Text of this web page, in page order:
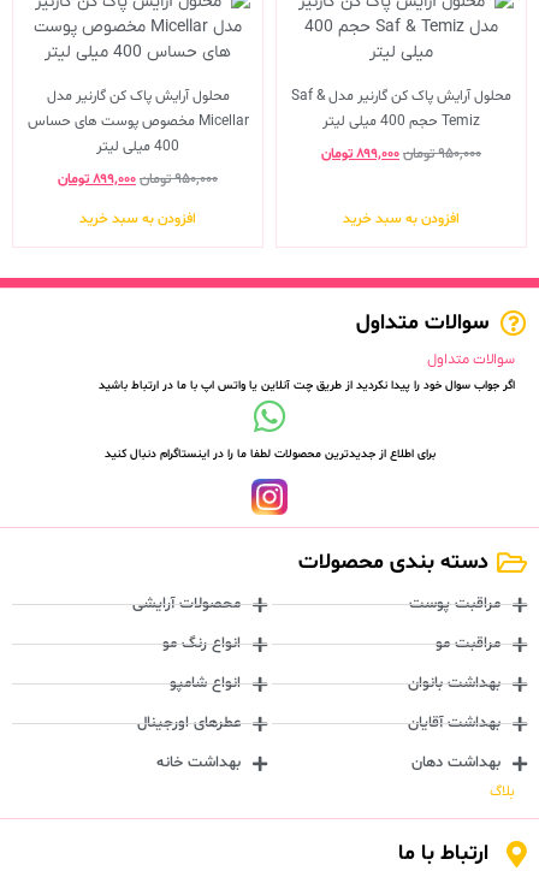
محلول آرایش پاک کن گارنیر مدل Saf &
Temiz حجم 400 میلی لیتر
۹۵۰,۰۰۰تومان۸۹۹,۰۰۰تومان
افزودن به سبد خرید
محلول آرایش پاک کن گارنیر مدل
Micellar مخصوص پوست های حساس
400 میلی لیتر
۹۵۰,۰۰۰تومان۸۹۹,۰۰۰تومان
افزودن به سبد خرید
سوالات متداول
سوالات متداول
اگر جواب سوال خود را پیدا نکردید از طریق چت آنلاین یا واتس اپ با ما در ارتباط باشید
برای اطلاع از جدیدترین محصولات لطفا ما را در اینستاگرام دنبال کنید
دسته بندی محصولات
مراقبت پوست
مراقبت مو
بهداشت بانوان
بهداشت آقایان
بهداشت دهان
محصولات آرایشی
انواع رنگ مو
انواع شامپو
عطرهای اورجینال
بهداشت خانه
بلاگ
ارتباط با ما